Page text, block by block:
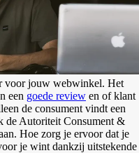
voor jouw webwinkel. Het
een goede review en of klant
de consument vindt een
de Autoriteit Consument &
Hoe zorg je ervoor dat je
je wint dankzij uitstekende